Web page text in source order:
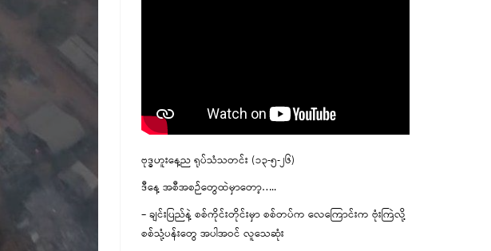
ဗုဒ္ဓဟူးနေ့ည ရုပ်သံသတင်း (၁၃-၅-၂၆)
ဒီနေ့ အစီအစဉ်တွေထဲမှာတော့…..
– ချင်းပြည်နဲ့ စစ်ကိုင်းတိုင်းမှာ စစ်တပ်က လေကြောင်းက ဗုံးကြဲလို့
စစ်သုံ့ပန်းတွေ အပါအဝင် လူသေဆုံး